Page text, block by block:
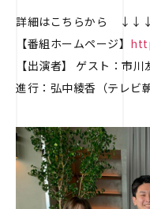
詳細はこちらから ↓↓↓
【番組ホームページ】
【出演者】 ゲスト：市
進行：弘中綾香（テレビ